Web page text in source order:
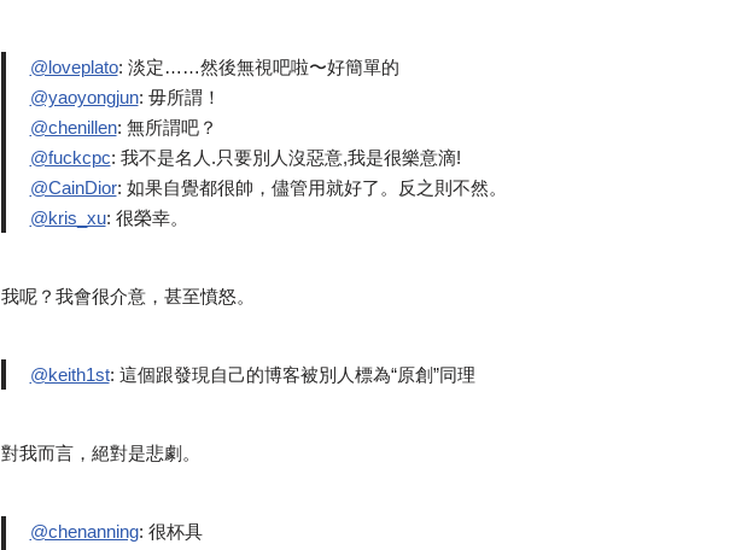
@loveplato: 淡定……然後無視吧啦〜好簡單的
@yaoyongjun: 毋所謂！
@chenillen: 無所謂吧？
@fuckcpc: 我不是名人.只要別人沒惡意,我是很樂意滴!
@CainDior: 如果自覺都很帥，儘管用就好了。反之則不然。
@kris_xu: 很榮幸。
我呢？我會很介意，甚至憤怒。
@keith1st: 這個跟發現自己的博客被別人標為“原創”同理
對我而言，絕對是悲劇。
@chenanning: 很杯具